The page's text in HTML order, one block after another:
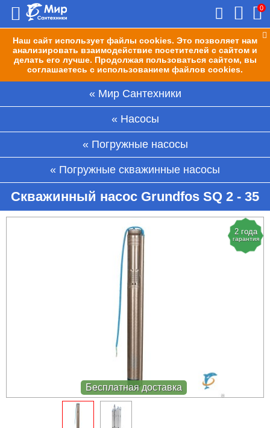
Наш сайт использует файлы cookies. Это позволяет нам
анализировать взаимодействие посетителей с сайтом и
делать его лучше. Продолжая пользоваться сайтом, вы
соглашаетесь с использованием файлов cookies.
0
Мир Сантехники
Насосы
Погружные насосы
Погружные скважинные насосы
Скважинный насос Grundfos SQ 2 - 35
2 года
гарантия
Бесплатная доставка